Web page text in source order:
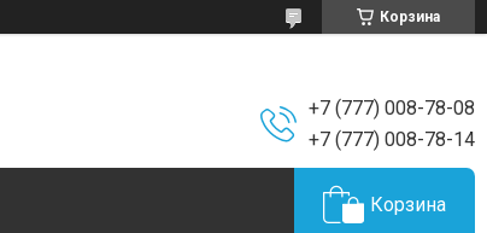
Корзина
+7 (777) 008-78-08
+7 (777) 008-78-14
Корзина